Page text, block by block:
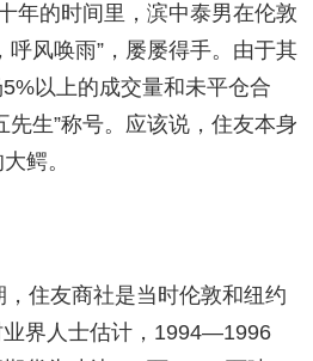
年的时间里，滨中泰男在伦敦
呼风唤雨”，屡屡得手。由于其
以上的成交量和未平仓合
先生”称号。应该说，住友本身
鳄。
住友商社是当时伦敦和纽约
界人士估计，1994—1996